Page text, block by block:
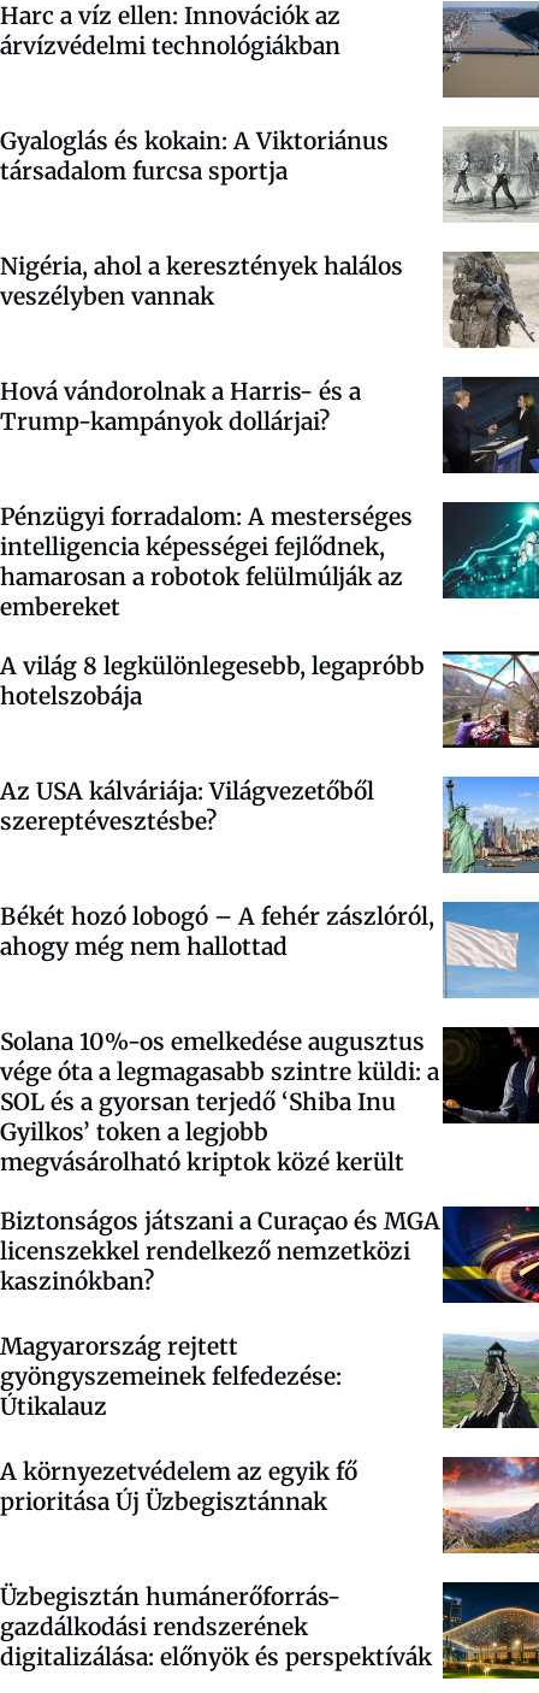
Harc a víz ellen: Innovációk az
árvízvédelmi technológiákban
Gyaloglás és kokain: A Viktoriánus
társadalom furcsa sportja
Nigéria, ahol a keresztények halálos
veszélyben vannak
Hová vándorolnak a Harris- és a
Trump-kampányok dollárjai?
Pénzügyi forradalom: A mesterséges
intelligencia képességei fejlődnek,
hamarosan a robotok felülmúlják az
embereket
A világ 8 legkülönlegesebb, legapróbb
hotelszobája
Az USA kálváriája: Világvezetőből
szereptévesztésbe?
Békét hozó lobogó – A fehér zászlóról,
ahogy még nem hallottad
Solana 10%-os emelkedése augusztus
vége óta a legmagasabb szintre küldi: a
SOL és a gyorsan terjedő ‘Shiba Inu
Gyilkos’ token a legjobb
megvásárolható kriptok közé került
Biztonságos játszani a Curaçao és MGA
licenszekkel rendelkező nemzetközi
kaszinókban?
Magyarország rejtett
gyöngyszemeinek felfedezése:
Útikalauz
A környezetvédelem az egyik fő
prioritása Új Üzbegisztánnak
Üzbegisztán humánerőforrás-
gazdálkodási rendszerének
digitalizálása: előnyök és perspektívák